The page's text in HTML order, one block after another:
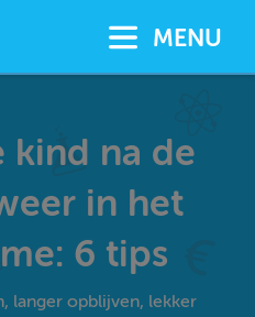
MENU
kind na de
in het
6 tips
langer opblijven, lekker